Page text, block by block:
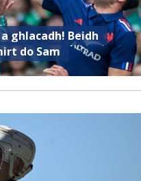
ghlacadh! Beidh
do Sam